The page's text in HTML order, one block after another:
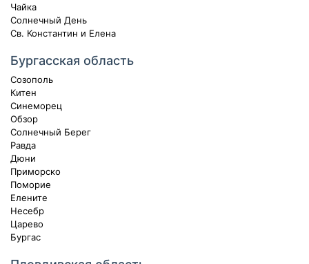
Чайка
Солнечный День
Св. Константин и Елена
Бургасская область
Созополь
Китен
Синеморец
Обзор
Солнечный Берег
Равда
Дюни
Приморско
Поморие
Елените
Несебр
Царево
Бургас